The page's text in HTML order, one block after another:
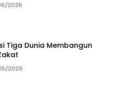
2026
Tiga Dunia Membangun
2026